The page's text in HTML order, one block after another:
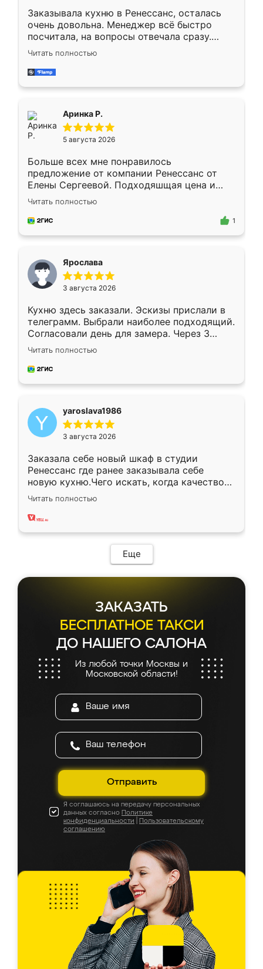
Заказывала кухню в Ренессанс, осталась
очень довольна. Менеджер всё быстро
посчитала, на вопросы отвечала сразу.
Замерщик приехал в субботу, подошёл к
делу со всей ответственностью. Собрали
за день, ребята работали аккуратно, даже
Читать полностью
Аринка Р.
5 августа 2026
Больше всех мне понравилось
предложение от компании Ренессанс от
Елены Сергеевой. Подходяшщая цена и
короткие сроки изготовления. Приехавший
для замера сотрудник Владислав
предложил по моему эскизу самый
Читать полностью
1
Ярослава
3 августа 2026
Кухню здесь заказали. Эскизы прислали в
телеграмм. Выбрали наиболее подходящий.
Согласовали день для замера. Через 3
недели кухня была уже готова. Остались
довольны работой. Спасибо Ренессанс
мебель за качественную работу!
Читать полностью
yaroslava1986
3 августа 2026
Заказала себе новый шкаф в студии
Ренессанс где ранее заказывала себе
новую кухню.Чего искать, когда качеством
вполне довольна. Служит кухня уже почти
два года, нареканий нет.
Читать полностью
Еще
ЗАКАЗАТЬ
БЕСПЛАТНОЕ ТАКСИ
ДО НАШЕГО САЛОНА
Из любой точки Москвы и
Московской области!
Отправить
Я соглашаюсь на передачу персональных
данных согласно Политике
конфиденциальности
Пользовательскому
соглашению